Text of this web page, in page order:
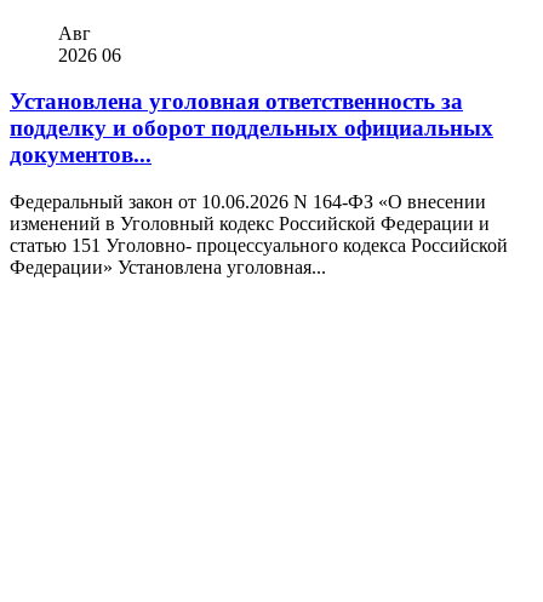
Авг
2026 06
Установлена уголовная ответственность за
подделку и оборот поддельных официальных
документов...
Федеральный закон от 10.06.2026 N 164-ФЗ «О внесении
изменений в Уголовный кодекс Российской Федерации и
статью 151 Уголовно- процессуального кодекса Российской
Федерации» Установлена уголовная...